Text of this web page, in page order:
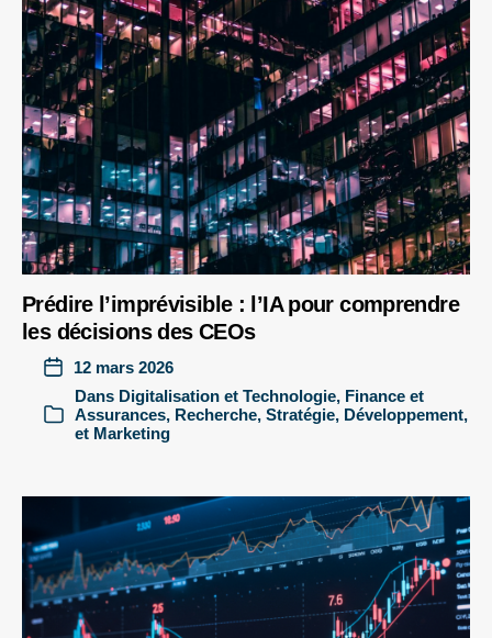
Prédire l’imprévisible : l’IA pour comprendre
les décisions des CEOs
12 mars 2026
Dans Digitalisation et Technologie, Finance et
Assurances, Recherche, Stratégie, Développement,
et Marketing